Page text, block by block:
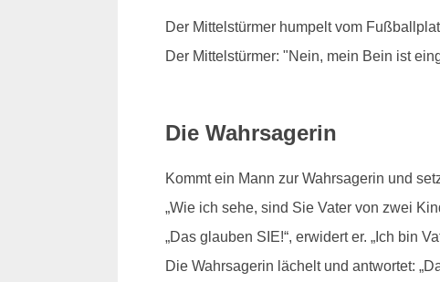
Der Mittelstürmer humpelt vom
Der Mittelstürmer: "Nein, mein Bein ist
Die Wahrsagerin
Kommt ein Mann zur Wahrsagerin und
„Wie ich sehe, sind Sie Vater von zwei
„Das glauben SIE!“, erwidert er. „Ich bin
Die Wahrsagerin lächelt und antwortet: